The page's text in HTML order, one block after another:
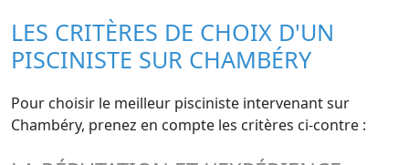
LES CRITÈRES DE CHOIX D'UN
PISCINISTE SUR CHAMBÉRY
Pour choisir le meilleur pisciniste intervenant sur
Chambéry, prenez en compte les critères ci-contre :